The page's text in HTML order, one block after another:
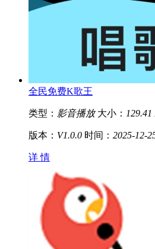
全民免费K歌王
类型： 影音播放 大小： 129.41
版本： V1.0.0 时间： 2025-12-
详 情